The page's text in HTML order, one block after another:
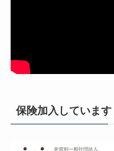
保険加入しています